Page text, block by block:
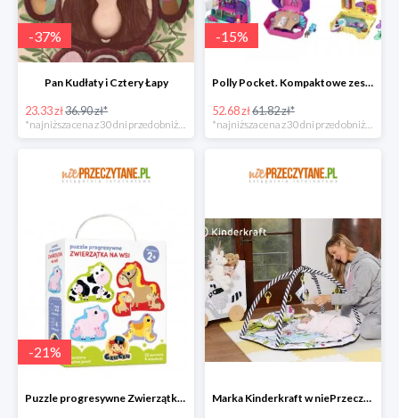
-37%
Pan Kudłaty i Cztery Łapy
23.33 zł36.90 zł*
-15%
Polly Pocket. Kompaktowe zestawy FRY35, mix
52.68 zł61.82 zł*
-21%
Puzzle progresywne Zwierzątka na wsi Marka Kinderkraft w niePrzeczytane.pl do -40%